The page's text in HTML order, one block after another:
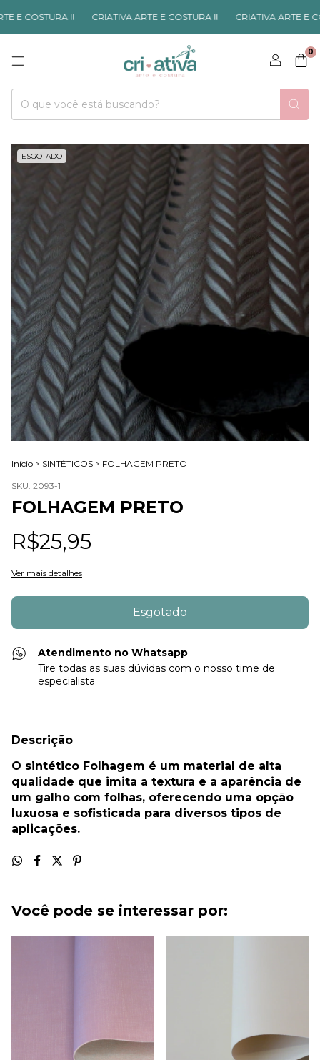
E COSTURA !! CRIATIVA ARTE E COSTURA !! CRIATIVA ARTE E
0
ESGOTADO
Início > SINTÉTICOS > FOLHAGEM PRETO
SKU: 2093-1
FOLHAGEM PRETO
R$25,95
Ver mais detalhes
Atendimento no Whatsapp
Tire todas as suas dúvidas com o nosso time de
especialista
Descrição
O sintético Folhagem é um material de alta
qualidade que imita a textura e a aparência de
um galho com folhas, oferecendo uma opção
luxuosa e sofisticada para diversos tipos de
aplicações.
Você pode se interessar por: